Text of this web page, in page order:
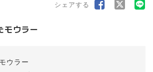
シェアする
モウラー
モウラー